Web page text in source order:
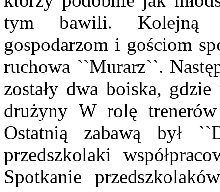
tym bawili. Kolejną
gospodarzom i gościom
ruchowa ``Murarz``.
zostały dwa boiska,
drużyny W rolę
Ostatnią zabawą był
przedszkolaki
Spotkanie